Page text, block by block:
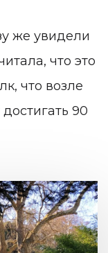
же увидели
что это
что возле
90